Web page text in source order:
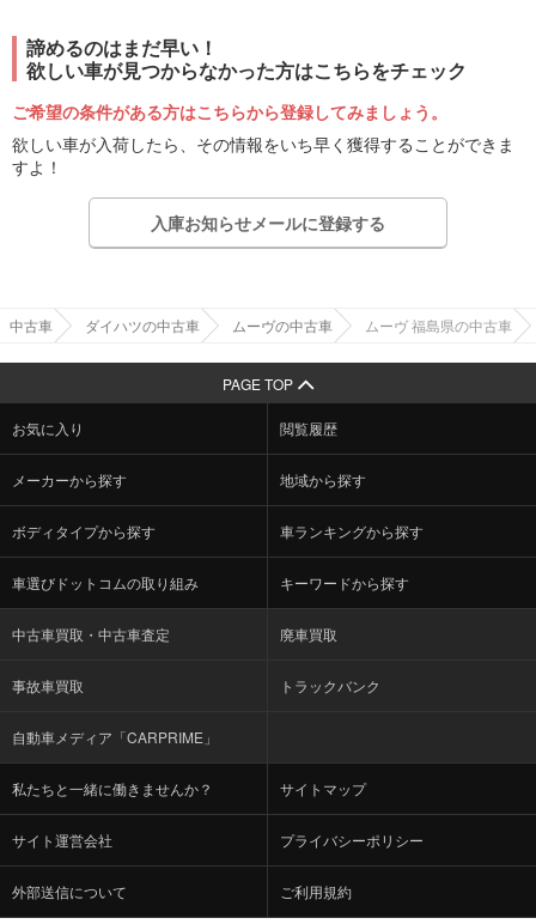
諦めるのはまだ早い！
欲しい車が見つからなかった方はこちらをチェック
ご希望の条件がある方はこちらから登録してみましょう。
欲しい車が入荷したら、その情報をいち早く獲得することができま
すよ！
入庫お知らせメールに登録する
中古車 ダイハツの中古車 ムーヴの中古車 ムーヴ 福島県の中古車
PAGE TOP
お気に入り 閲覧履歴
メーカーから探す 地域から探す
ボディタイプから探す 車ランキングから探す
車選びドットコムの取り組み キーワードから探す
中古車買取・中古車査定 廃車買取
事故車買取 トラックバンク
自動車メディア「CARPRIME」
私たちと一緒に働きませんか？ サイトマップ
サイト運営会社 プライバシーポリシー
外部送信について ご利用規約